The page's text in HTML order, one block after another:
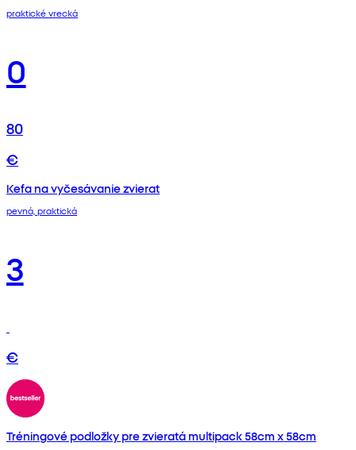
praktické vrecká
0
80
€
Kefa na vyčesávanie zvierat
pevná, praktická
3
€
Tréningové podložky pre zvieratá multipack 58cm x 58cm